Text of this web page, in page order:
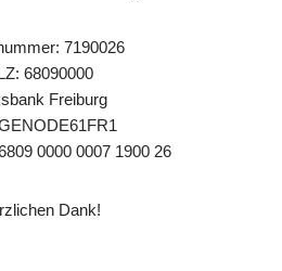
7190026
68090000
Freiburg
0000 0007 1900 26
Dank!